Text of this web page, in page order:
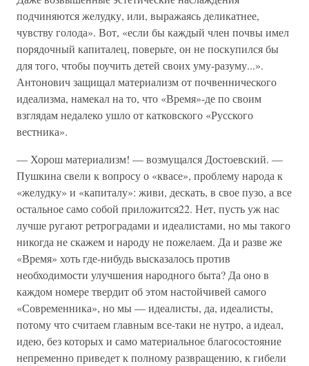
подчиняются желудку, или, выражаясь деликатнее,
чувству голода». Вот, «если бы каждый член почвы имел
порядочный капиталец, поверьте, он не поскупился бы
для того, чтобы поучить детей своих уму-разуму...».
Антонович защищал материализм от почвеннического
идеализма, намекал на то, что «Время»-де по своим
взглядам недалеко ушло от катковского «Русского
вестника».
— Хорош материализм! — возмущался Достоевский. —
Пушкина свели к вопросу о «квасе», проблему народа к
«желудку» и «капиталу»: живи, дескать, в свое пузо, а все
остальное само собой приложится22. Нет, пусть уж нас
лучше ругают ретроградами и идеалистами, но мы такого
никогда не скажем и народу не пожелаем. Да и разве же
«Время» хоть где-нибудь высказалось против
необходимости улучшения народного быта? Да оно в
каждом номере твердит об этом настойчивей самого
«Современника», но мы — идеалисты, да, идеалисты,
потому что считаем главным все-таки не нутро, а идеал,
идею, без которых и само материальное благосостояние
непременно приведет к полному развращению, к гибели